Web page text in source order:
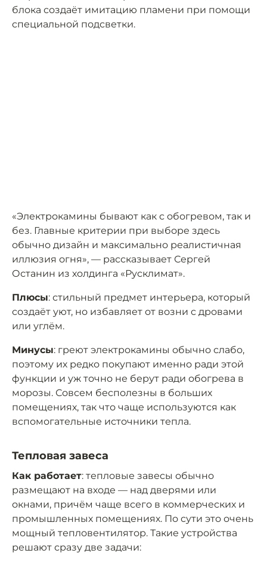
блока создаёт имитацию пламени при помощи
специальной подсветки.
«Электрокамины бывают как с обогревом, так и
без. Главные критерии при выборе здесь
обычно дизайн и максимально реалистичная
иллюзия огня», — рассказывает Сергей
Останин из холдинга «Русклимат».
Плюсы: стильный предмет интерьера, который
создаёт уют, но избавляет от возни с дровами
или углём.
Минусы: греют электрокамины обычно слабо,
поэтому их редко покупают именно ради этой
функции и уж точно не берут ради обогрева в
морозы. Совсем бесполезны в больших
помещениях, так что чаще используются как
вспомогательные источники тепла.
Тепловая завеса
Как работает: тепловые завесы обычно
размещают на входе — над дверями или
окнами, причём чаще всего в коммерческих и
промышленных помещениях. По сути это очень
мощный тепловентилятор. Такие устройства
решают сразу две задачи: